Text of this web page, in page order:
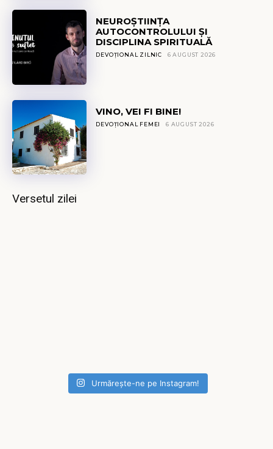
NEUROȘTIINȚA
AUTOCONTROLULUI ȘI
DISCIPLINA SPIRITUALĂ
DEVOȚIONAL ZILNIC 6 AUGUST 2026
VINO, VEI FI BINE!
DEVOȚIONAL FEMEI 6 AUGUST 2026
Versetul zilei
Urmărește-ne pe Instagram!